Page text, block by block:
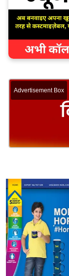
Advertisement Box